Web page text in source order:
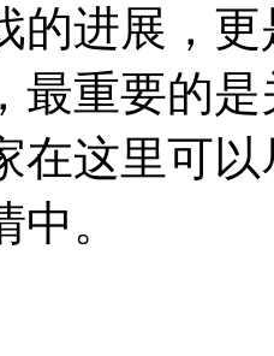
的进展，
最重要的
在这里可
。